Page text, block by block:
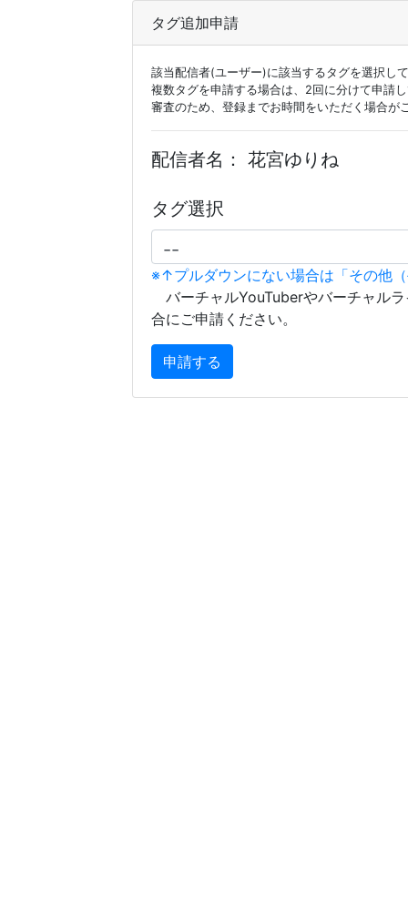
タグ追加申請
該当配信者(ユーザー)に該当するタグを選択し
複数タグを申請する場合は、2回に分けて申請
審査のため、登録までお時間をいただく場合が
配信者名： 花宮ゆりね
タグ選択
※↑プルダウンにない場合は「その他
バーチャルYouTuberやバーチャル
合にご申請ください。
申請する